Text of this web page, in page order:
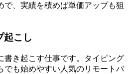
で、実績を積めば単価アップも狙
起こし
書き起こす仕事です。タイピング
でも始めやすい人気のリモートバ